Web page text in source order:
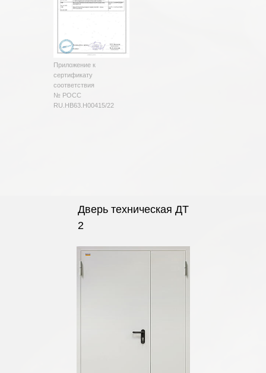
Приложение к
сертификату
соответствия
№ РОСС
RU.HB63.H00415/22
Дверь техническая ДТ
2